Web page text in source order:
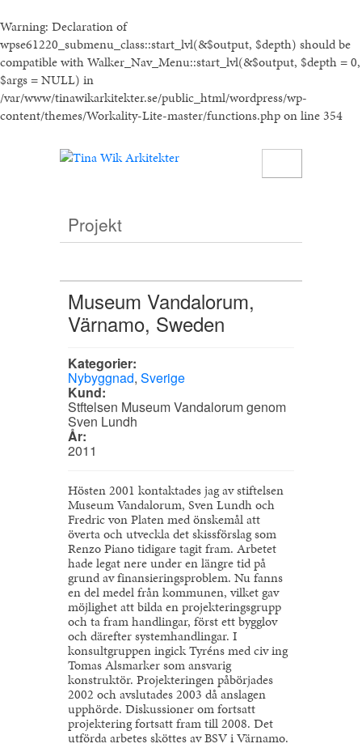
Warning: Declaration of
wpse61220_submenu_class::start_lvl(&$output, $depth) should be
compatible with Walker_Nav_Menu::start_lvl(&$output, $depth = 0,
$args = NULL) in
/var/www/tinawikarkitekter.se/public_html/wordpress/wp-
content/themes/Workality-Lite-master/functions.phpon line354
Projekt
Museum Vandalorum,
Värnamo, Sweden
Kategorier:
Nybyggnad, Sverige
Kund:
Stftelsen Museum Vandalorum genom
Sven Lundh
År:
2011
Hösten 2001 kontaktades jag av stiftelsen
Museum Vandalorum, Sven Lundh och
Fredric von Platen med önskemål att
överta och utveckla det skissförslag som
Renzo Piano tidigare tagit fram. Arbetet
hade legat nere under en längre tid på
grund av finansieringsproblem. Nu fanns
en del medel från kommunen, vilket gav
möjlighet att bilda en projekteringsgrupp
och ta fram handlingar, först ett bygglov
och därefter systemhandlingar. I
konsultgruppen ingick Tyréns med civ ing
Tomas Alsmarker som ansvarig
konstruktör. Projekteringen påbörjades
2002 och avslutades 2003 då anslagen
upphörde. Diskussioner om fortsatt
projektering fortsatt fram till 2008. Det
utförda arbetes sköttes av BSV i Värnamo.